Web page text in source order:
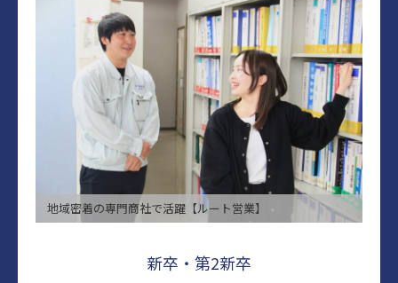
地域密着の専⾨商社で活躍【ルート営業】
新卒・第2新卒